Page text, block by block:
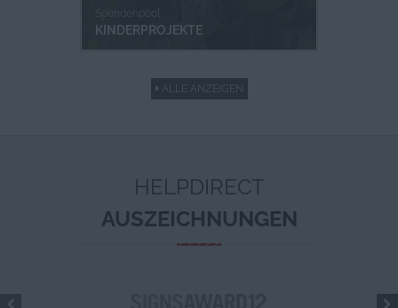
KINDERPROJEKTE
ALLE ANZEIGEN
HELPDIRECT
AUSZEICHNUNGEN